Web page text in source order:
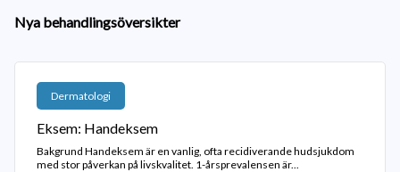
Nya behandlingsöversikter
Dermatologi
Eksem: Handeksem
Bakgrund Handeksem är en vanlig, ofta recidiverande hudsjukdom
med stor påverkan på livskvalitet. 1-årsprevalensen är...